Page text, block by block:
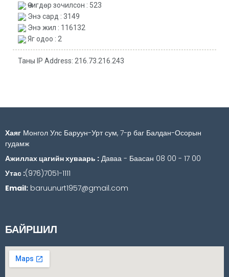
Өчигдөр зочилсон : 523
Энэ сард : 3149
Энэ жил : 116132
Яг одоо : 2
Таны IP Address: 216.73.216.243
Хаяг Монгол Улс Баруун-Урт сум, 7-р баг Балдан-Осорын
гудамж
Ажиллах цагийн хуваарь : Даваа - Баасан 08 00 - 17 00
Утас :(976)7051-1111
Email: baruunurt1957@gmail.com
БАЙРШИЛ